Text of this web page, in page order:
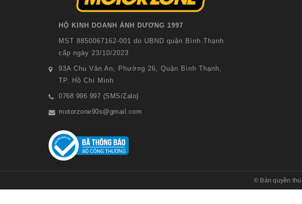
HỘ KINH DOANH ÁNH DƯƠNG 1997
MST 8850067162-001 do UBND quận Bình Thạnh
cấp ngày 23/10/2023
93A Chu Văn An, Phường 26, Quận Bình Thạnh,
TP. Hồ Chí Minh
0768 996 997 (SMS/Zalo)
motorzone90s@gmail.com
© Bản quyền